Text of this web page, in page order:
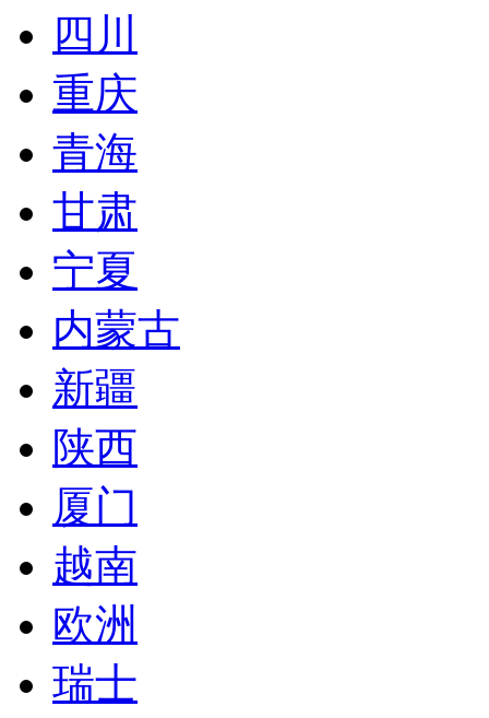
四川
重庆
青海
甘肃
宁夏
内蒙古
新疆
陕西
厦门
越南
欧洲
瑞士